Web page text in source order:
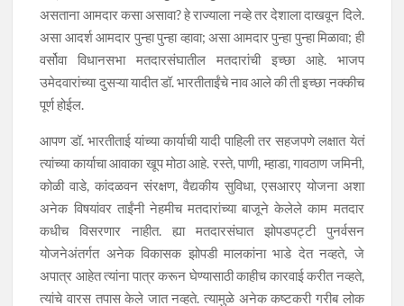
असताना आमदार कसा असावा? हे राज्याला नव्हे तर देशाला दाखवून दिले.
असा आदर्श आमदार पुन्हा पुन्हा व्हावा; असा आमदार पुन्हा पुन्हा मिळावा; ही
वर्सोवा विधानसभा मतदारसंघातील मतदारांची इच्छा आहे. भाजप
उमेदवारांच्या दुसऱ्या यादीत डॉ. भारतीताईंचे नाव आले की ती इच्छा नक्कीच
पूर्ण होईल.
आपण डॉ. भारतीताई यांच्या कार्याची यादी पाहिली तर सहजपणे लक्षात येतं
त्यांच्या कार्याचा आवाका खूप मोठा आहे. रस्ते, पाणी, म्हाडा, गावठाण जमिनी,
कोळी वाडे, कांदळवन संरक्षण, वैद्यकीय सुविधा, एसआरए योजना अशा
अनेक विषयांवर ताईंनी नेहमीच मतदारांच्या बाजूने केलेले काम मतदार
कधीच विसरणार नाहीत. ह्या मतदारसंघात झोपडपट्टी पुनर्वसन
योजनेअंतर्गत अनेक विकासक झोपडी मालकांना भाडे देत नव्हते, जे
अपात्र आहेत त्यांना पात्र करून घेण्यासाठी काहीच कारवाई करीत नव्हते,
त्यांचे वारस तपास केले जात नव्हते. त्यामुळे अनेक कष्टकरी गरीब लोक